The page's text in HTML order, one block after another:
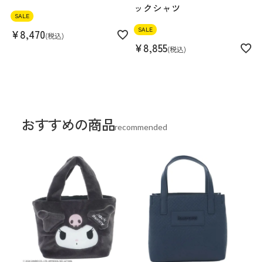
SALE
¥8,470 税込
ックシャツ
SALE
¥8,855 税込
おすすめの商品recommended